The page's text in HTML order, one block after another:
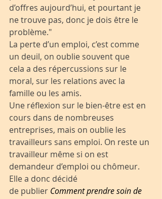
d’offres aujourd’hui, et pourtant je
ne trouve pas, donc je dois être le
problème."
La perte d’un emploi, c’est comme
un deuil, on oublie souvent que
cela a des répercussions sur le
moral, sur les relations avec la
famille ou les amis.
Une réflexion sur le bien-être est en
cours dans de nombreuses
entreprises, mais on oublie les
travailleurs sans emploi. On reste un
travailleur même si on est
demandeur d’emploi ou chômeur.
Elle a donc décidé
de publier Comment prendre soin de